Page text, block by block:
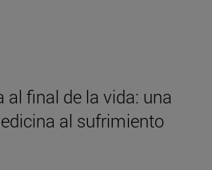
al final de la vida: una
al sufrimiento